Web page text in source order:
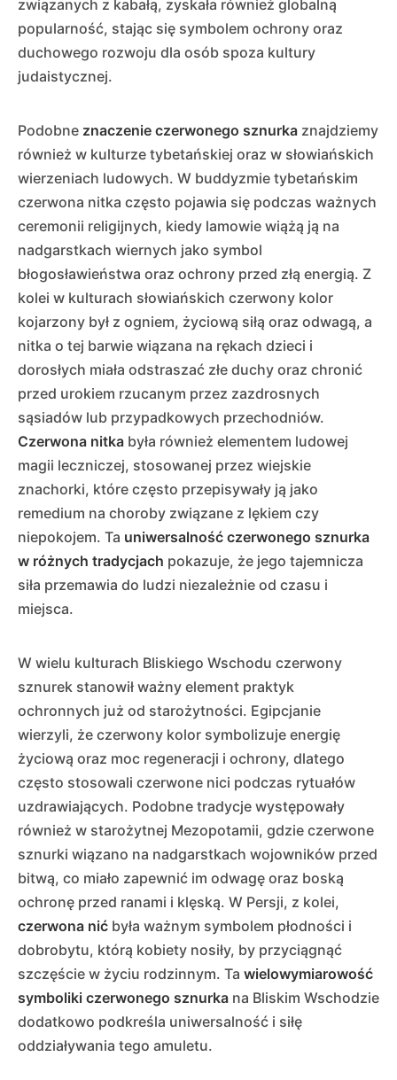
związanych z kabałą, zyskała również globalną
popularność, stając się symbolem ochrony oraz
duchowego rozwoju dla osób spoza kultury
judaistycznej.
Podobne znaczenie czerwonego sznurka znajdziemy
również w kulturze tybetańskiej oraz w słowiańskich
wierzeniach ludowych. W buddyzmie tybetańskim
czerwona nitka często pojawia się podczas ważnych
ceremonii religijnych, kiedy lamowie wiążą ją na
nadgarstkach wiernych jako symbol
błogosławieństwa oraz ochrony przed złą energią. Z
kolei w kulturach słowiańskich czerwony kolor
kojarzony był z ogniem, życiową siłą oraz odwagą, a
nitka o tej barwie wiązana na rękach dzieci i
dorosłych miała odstraszać złe duchy oraz chronić
przed urokiem rzucanym przez zazdrosnych
sąsiadów lub przypadkowych przechodniów.
Czerwona nitka była również elementem ludowej
magii leczniczej, stosowanej przez wiejskie
znachorki, które często przepisywały ją jako
remedium na choroby związane z lękiem czy
niepokojem. Ta uniwersalność czerwonego sznurka
w różnych tradycjach pokazuje, że jego tajemnicza
siła przemawia do ludzi niezależnie od czasu i
miejsca.
W wielu kulturach Bliskiego Wschodu czerwony
sznurek stanowił ważny element praktyk
ochronnych już od starożytności. Egipcjanie
wierzyli, że czerwony kolor symbolizuje energię
życiową oraz moc regeneracji i ochrony, dlatego
często stosowali czerwone nici podczas rytuałów
uzdrawiających. Podobne tradycje występowały
również w starożytnej Mezopotamii, gdzie czerwone
sznurki wiązano na nadgarstkach wojowników przed
bitwą, co miało zapewnić im odwagę oraz boską
ochronę przed ranami i klęską. W Persji, z kolei,
czerwona nić była ważnym symbolem płodności i
dobrobytu, którą kobiety nosiły, by przyciągnąć
szczęście w życiu rodzinnym. Ta wielowymiarowość
symboliki czerwonego sznurka na Bliskim Wschodzie
dodatkowo podkreśla uniwersalność i siłę
oddziaływania tego amuletu.